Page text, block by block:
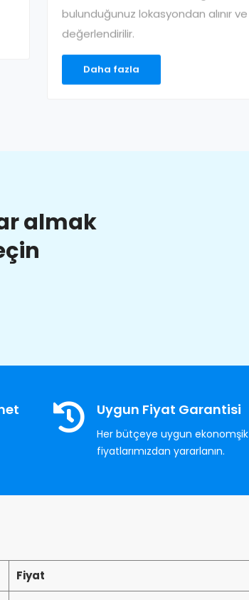
bulunduğunuz lokasyondan alınır ve
değerlendirilir.
Daha fazla
almak
Uygun Fiyat Garantisi
Her bütçeye uygun ekonomşik
fiyatlarımızdan yararlanın.
Fiyat